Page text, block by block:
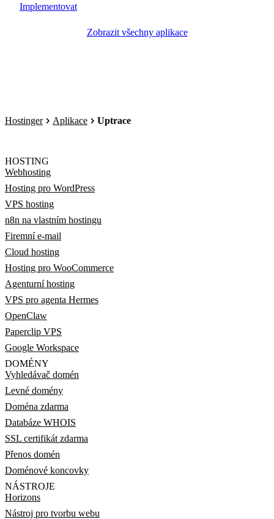
Implementovat
Zobrazit všechny aplikace
Hostinger Aplikace Uptrace
HOSTING
Webhosting
Hosting pro WordPress
VPS hosting
n8n na vlastním hostingu
Firemní e-mail
Cloud hosting
Hosting pro WooCommerce
Agenturní hosting
VPS pro agenta Hermes
OpenClaw
Paperclip VPS
Google Workspace
DOMÉNY
Vyhledávač domén
Levné domény
Doména zdarma
Databáze WHOIS
SSL certifikát zdarma
Přenos domén
Doménové koncovky
NÁSTROJE
Horizons
Nástroj pro tvorbu webu